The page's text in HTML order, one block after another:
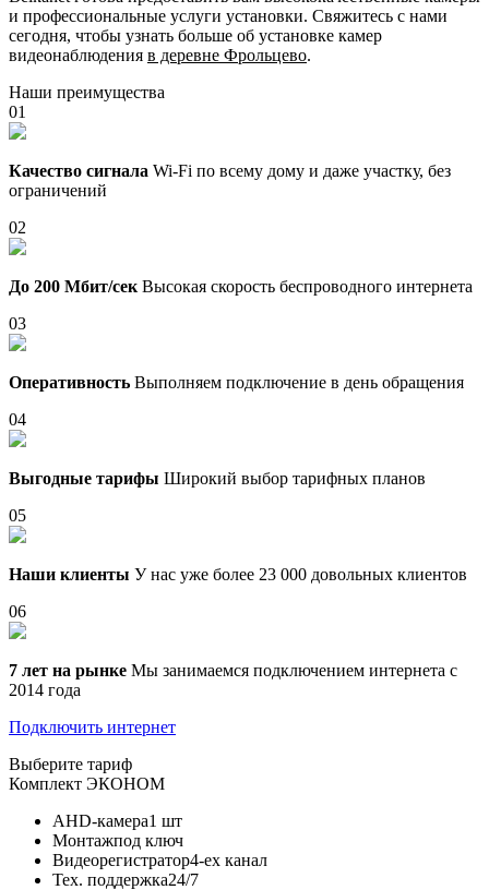
и профессиональные услуги установки. Свяжитесь с нами
сегодня, чтобы узнать больше об установке камер
видеонаблюдения в деревне Фрольцево.
Наши преимущества
01
Качество сигнала Wi-Fi по всему дому и даже участку, без
ограничений
02
До 200 Мбит/сек Высокая скорость беспроводного интернета
03
Оперативность Выполняем подключение в день обращения
04
Выгодные тарифы Широкий выбор тарифных планов
05
Наши клиенты У нас уже более 23 000 довольных клиентов
06
7 лет на рынке Мы занимаемся подключением интернета с
2014 года
Подключить интернет
Выберите тариф
Комплект ЭКОНОМ
AHD-камера1 шт
Монтажпод ключ
Видеорегистратор4-ех канал
Тех. поддержка24/7